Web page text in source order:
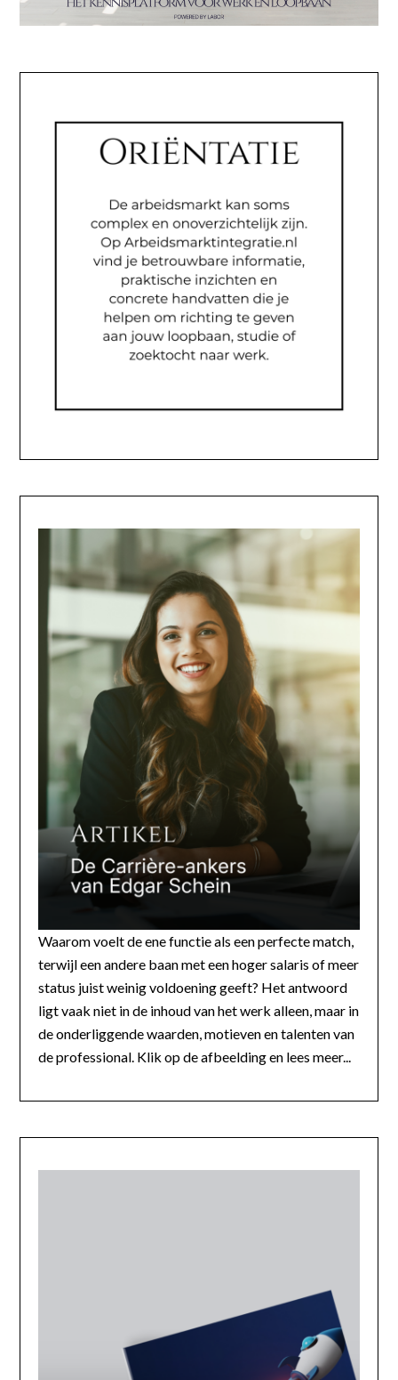
Waarom voelt de ene functie als een perfecte match,
terwijl een andere baan met een hoger salaris of meer
status juist weinig voldoening geeft? Het antwoord
ligt vaak niet in de inhoud van het werk alleen, maar in
de onderliggende waarden, motieven en talenten van
de professional. Klik op de afbeelding en lees meer...